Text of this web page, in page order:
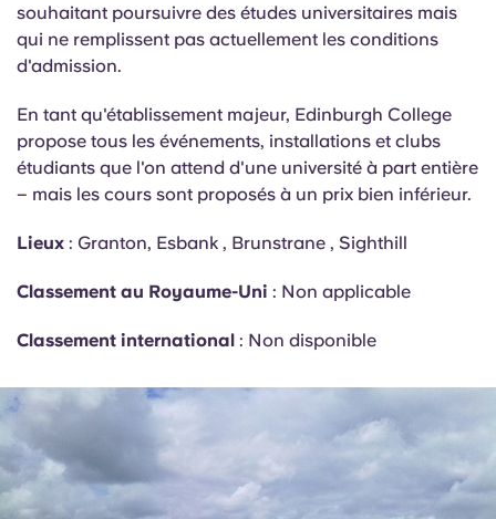
souhaitant poursuivre des études universitaires mais
qui ne remplissent pas actuellement les conditions
d'admission.
En tant qu'établissement majeur, Edinburgh College
propose tous les événements, installations et clubs
étudiants que l'on attend d'une université à part entière
– mais les cours sont proposés à un prix bien inférieur.
Lieux : Granton, Esbank , Brunstrane , Sighthill
Classement au Royaume-Uni : Non applicable
Classement international : Non disponible